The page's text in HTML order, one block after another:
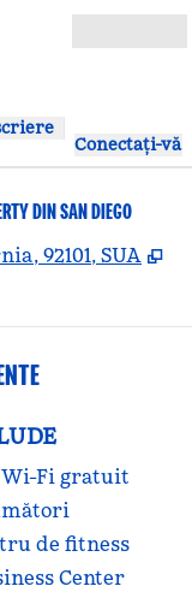
Conectați-vă
DIN SAN DIEGO
92101, SUA ,
Wi-Fi gratuit
de fitness
Center